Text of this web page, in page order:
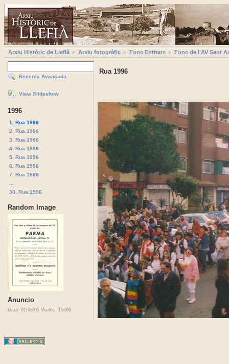
Arxiu Històric de Llefià Arxiu fotogràfic Fons Entitats Fons de l'AV Sant
Recerca Avançada
View Slideshow
1996
1. Rua 1996
2. Rua 1996
3. Rua 1996
4. Rua 1996
5. Rua 1996
6. Rua 1996
7. Rua 1996
30. Rua 1996
Random Image
Anuncio
Data: 01/08/05 Visites: 15866
Rua 1996